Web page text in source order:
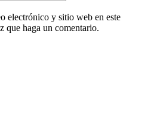
electrónico y sitio web en este
que haga un comentario.